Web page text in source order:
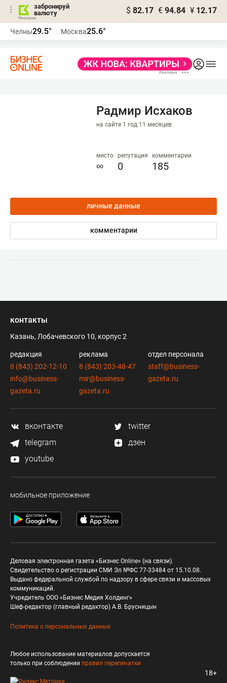
забронируй
валюту
$ 82.17 € 94.84 ¥ 12.17
Челны29.5° Москва25.6°
Радмир Исхаков
на сайте 1 год 11 месяцев
место
∞
репутация
0
комментарии
185
личные данные
комментарии
контакты
Казань, Лобачевского 10, корпус 2
редакция
8 (843) 202-12-10
info@business-
gazeta.ru
реклама
8 (843) 203-48-47
mir@business-
gazeta.ru
отдел персонала
staff@business-
gazeta.ru
вконтакте
twitter
telegram
дзен
youtube
мобильное приложение
Деловая электронная газета «Бизнес Online» (на связи).
Свидетельство о регистрации СМИ Эл №ФС 77-33484 от 15.10.08.
Выдано федеральной службой по надзору в сфере связи и массовых
коммуникаций.
Учредитель ООО «Бизнес Медия Холдинг»
Шеф-редактор (главный редактор) А.В. Брусницын
Политика о персональных данных
Любое использование материалов допускается
только при соблюдении правил перепечатки
18+